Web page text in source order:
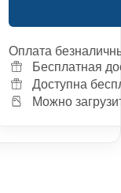
Оплата
Бесплатная
Доступна
Можно